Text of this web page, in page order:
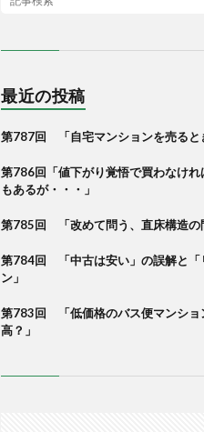
最近の投稿
第787回 「自宅マンションを売ると
第786回「値下がり覚悟で買わなけれ
もあるが・・・」
第785回 「改めて問う、直床構造の
第784回 「中古は安い」の誤解と「
ン」
第783回 「低価格のバス便マンショ
高？」